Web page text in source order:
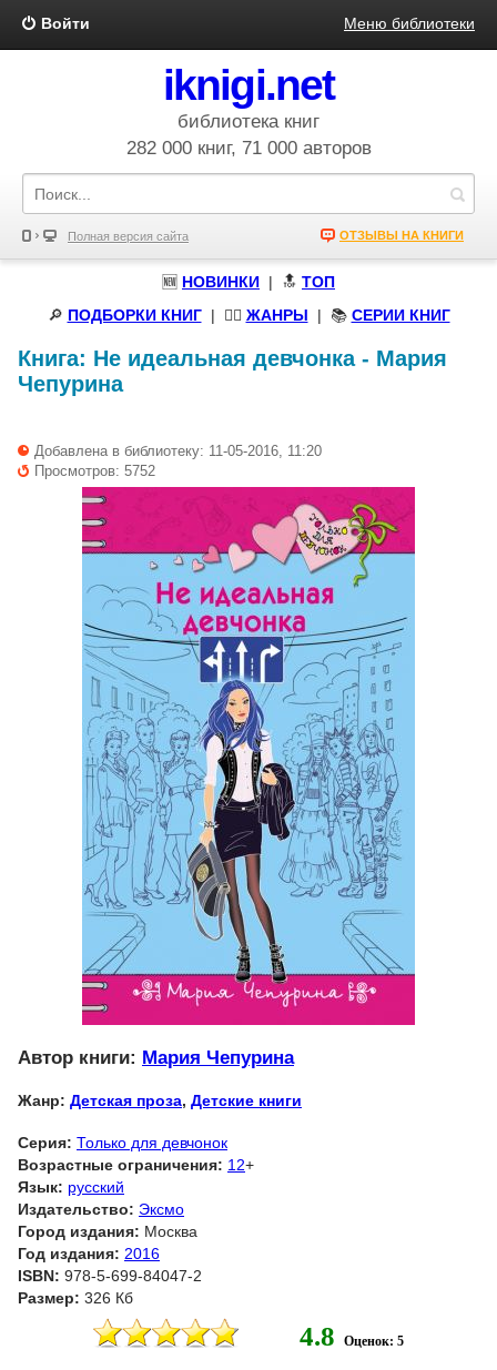
Войти Меню библиотеки
iknigi.net
библиотека книг
282 000 книг, 71 000 авторов
Полная версия сайта ОТЗЫВЫ НА КНИГИ
🆕 НОВИНКИ | 🔝 ТОП
🔎 ПОДБОРКИ КНИГ| 🧝‍♀️ ЖАНРЫ | 📚 СЕРИИ КНИГ
Книга: Не идеальная девчонка- Мария
Чепурина
Добавлена в библиотеку: 11-05-2016, 11:20
Просмотров: 5752
Автор книги: Мария Чепурина
Жанр: Детская проза, Детские книги
Серия: Только для девчонок
Возрастные ограничения: 12+
Язык: русский
Издательство: Эксмо
Город издания: Москва
Год издания: 2016
ISBN: 978-5-699-84047-2
Размер: 326 Кб
4.8 Оценок: 5